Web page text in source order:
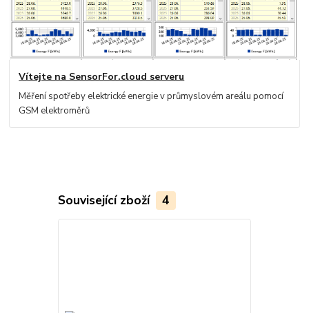
Vítejte na SensorFor.cloud serveru
Měření spotřeby elektrické energie v průmyslovém areálu pomocí
GSM elektroměrů
Související zboží 4